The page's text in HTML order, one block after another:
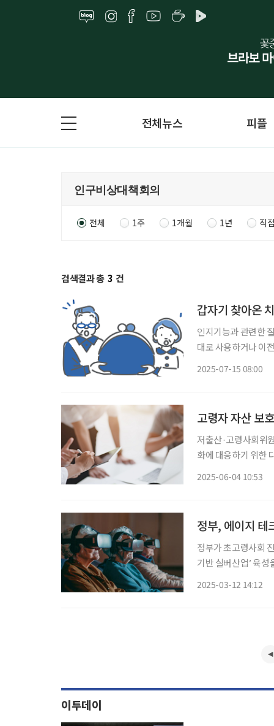
전체뉴스 피플
전체 1주 1개월 1년 직
검색결과 총 3 건
갑자기 찾아온
인지기능과 관련한
대로 사용하거나 이
2025-07-15 08:00
고령자 자산 보
저출산·고령사회위
화에 대응하기 위한
2025-06-04 10:53
정부, 에이지 테
정부가 초고령사회
기반 실버산업’ 육
2025-03-12 14:12
이투데이